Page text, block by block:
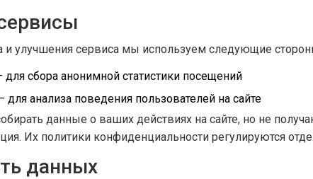
и улучшения сервиса мы используем следующие
для сбора анонимной статистики посещений
для анализа поведения пользователей на сайте
данные о ваших действиях на сайте, но не
Их политики конфиденциальности регулируются
данных